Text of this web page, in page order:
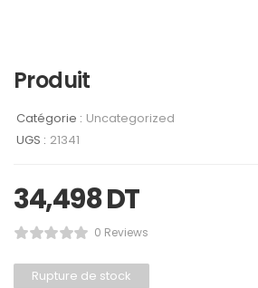
Produit
Catégorie : Uncategorized
UGS : 21341
34,498DT
0 Reviews
Rupture de stock